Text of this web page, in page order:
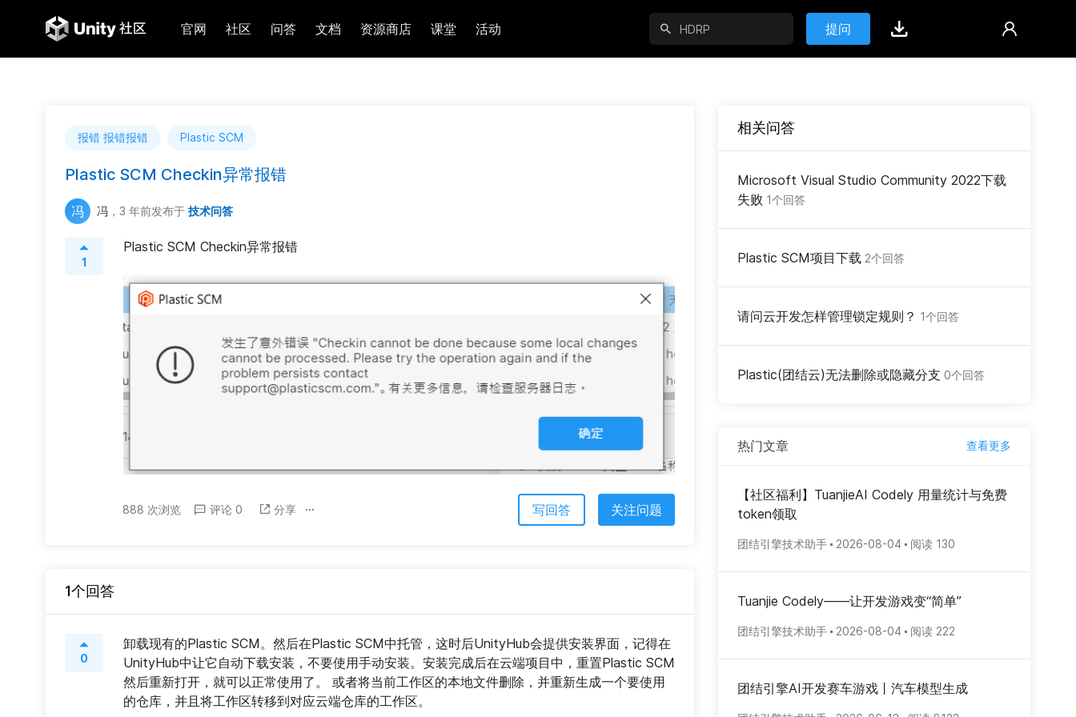
官网 社区 问答 文档 资源商店 课堂 活动 提问
报错 报错报错 Plastic SCM
Plastic SCM Checkin异常报错
冯 冯 ，3 年前发布于 技术问答
1
Plastic SCM Checkin异常报错
888 次浏览 评论 0 分享 写回答 关注问题
1个回答
0
卸载现有的Plastic SCM。然后在Plastic SCM中托管，这时后UnityHub会提供安装界面，记得在
UnityHub中让它自动下载安装，不要使用手动安装。安装完成后在云端项目中，重置Plastic SCM
然后重新打开，就可以正常使用了。 或者将当前工作区的本地文件删除，并重新生成一个要使用
的仓库，并且将工作区转移到对应云端仓库的工作区。
相关问答
Microsoft Visual Studio Community 2022下载
失败 1个回答
Plastic SCM项目下载 2个回答
请问云开发怎样管理锁定规则？ 1个回答
Plastic(团结云)无法删除或隐藏分支 0个回答
热门文章 查看更多
【社区福利】TuanjieAI Codely 用量统计与免费
token领取
团结引擎技术助手 2026-08-04 阅读 130
Tuanjie Codely——让开发游戏变“简单”
团结引擎技术助手 2026-08-04 阅读 222
团结引擎AI开发赛车游戏丨汽车模型生成